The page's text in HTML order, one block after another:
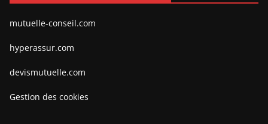
mutuelle-conseil.com
hyperassur.com
devismutuelle.com
Gestion des cookies